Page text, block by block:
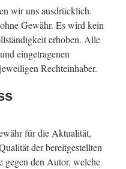
wir uns ausdrücklich.
Gewähr. Es wird kein
erhoben. Alle
eingetragenen
Rechteinhaber.
für die Aktualität,
der bereitgestellten
gegen den Autor, welche